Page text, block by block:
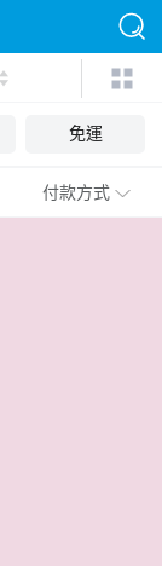
免運
付款方式